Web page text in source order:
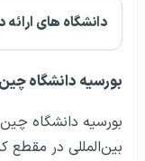
دانشگاه های
بورسیه دانشگاه چین
بورسیه دانشگاه
بین‌المللی در